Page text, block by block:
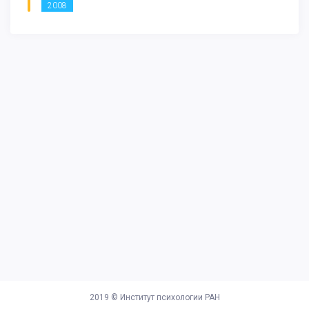
2008
2019 © Институт психологии РАН